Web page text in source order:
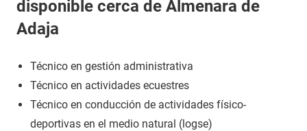
disponible cerca de Almenara de
Adaja
Técnico en gestión administrativa
Técnico en actividades ecuestres
Técnico en conducción de actividades físico-
deportivas en el medio natural (logse)